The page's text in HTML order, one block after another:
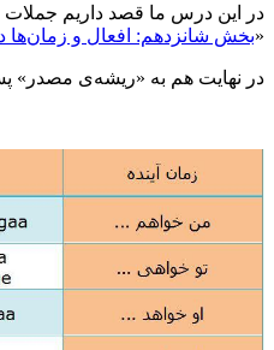
در این درس ما قصد داریم جملات
«بخش شانزدهم: افعال و زمان‌ها
در نهایت هم به «ریشه‌ی مصدر»